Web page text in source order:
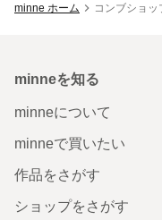
minne ホーム コンブショッ
minneを知る
minneについて
minneで買いたい
作品をさがす
ショップをさがす